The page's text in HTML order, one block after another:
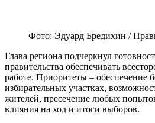
Фото: Эдуард Бредихин /
Глава региона подчеркнул
правительства обеспечивать
работе. Приоритеты – обеспечение
избирательных участках,
жителей, пресечение любых
влияния на ход и итоги выборов.